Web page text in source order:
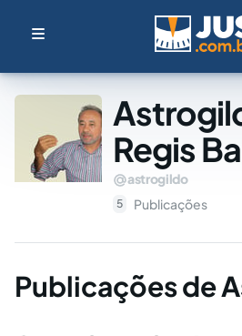
Regis
astrogildo
5 Publicações
Publicações de